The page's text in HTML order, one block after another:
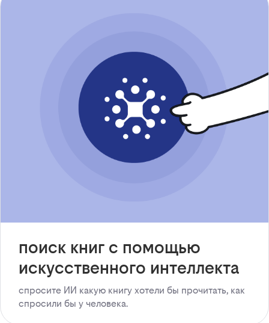
поиск книг с помощью
искусственного интеллекта
спросите ИИ какую книгу хотели бы прочитать, как
спросили бы у человека.